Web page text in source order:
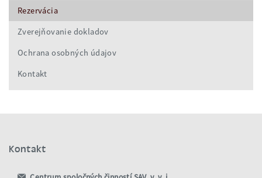
Rezervácia
Zverejňovanie dokladov
Ochrana osobných údajov
Kontakt
Kontakt